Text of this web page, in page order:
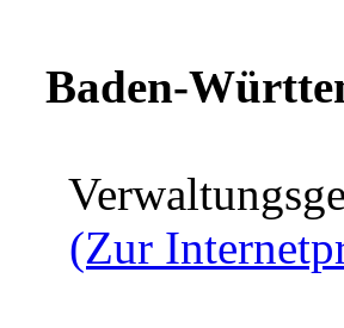
Baden-
(Zur